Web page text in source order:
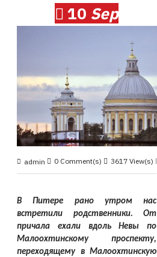
10 Sep
admin 0 Comment(s) 3617 View(s)
В Питере рано утром нас
встретили родственники. От
причала ехали вдоль Невы по
Малоохтинскому проспекту,
переходящему в Малоохтинскую